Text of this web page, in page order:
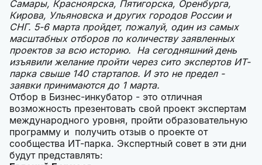
Самары, Красноярска, Пятигорска, Оренбурга,
Кирова, Ульяновска и других городов России и
СНГ. 5-6 марта пройдет, пожалуй, один из самых
масштабных отборов по количеству заявленных
проектов за всю историю. На сегодняшний день
изъявили желание пройти через сито экспертов ИТ-
парка свыше 140 стартапов. И это не предел -
заявки принимаются до 1 марта.
Отбор в Бизнес-инкубатор - это отличная
возможность презентовать свой проект экспертам
международного уровня, пройти образовательную
программу и получить отзыв о проекте от
сообщества ИТ-парка. Экспертный совет в эти дни
будут представлять: